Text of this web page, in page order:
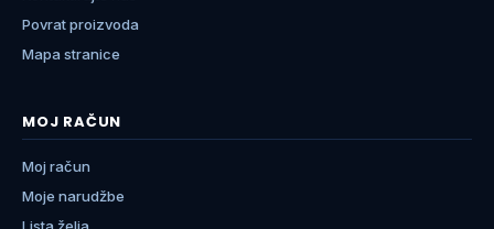
Povrat proizvoda
Mapa stranice
MOJ RAČUN
Moj račun
Moje narudžbe
Lista želja